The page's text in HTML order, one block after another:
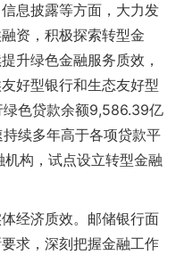
息披露等方面，大力发
资，积极探索转型金
升绿色金融服务质效，
好型银行和生态友好型
色贷款余额9,586.39亿
续多年高于各项贷款平
构，试点设立转型金融
经济质效。邮储银行面
求，深刻把握金融工作